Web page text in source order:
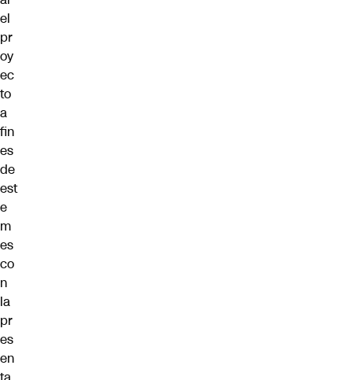
el
pr
oy
ec
to
a
fin
es
de
est
e
m
es
co
n
la
pr
es
en